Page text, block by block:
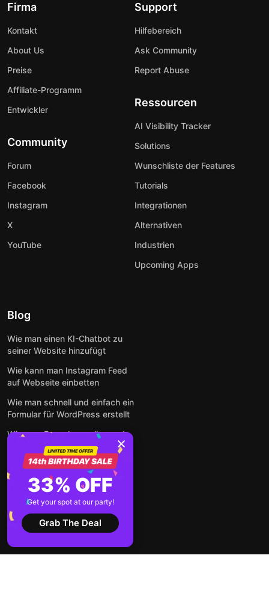
Firma
Kontakt
About Us
Preise
Affiliate-Programm
Entwickler
Community
Forum
Facebook
Instagram
X
YouTube
Support
Hilfebereich
Ask Community
Report Abuse
Ressourcen
AI Visibility Tracker
Solutions
Wunschliste der Features
Tutorials
Integrationen
Alternativen
Industrien
Upcoming Apps
Blog
Wie man einen KI-Chatbot zu
seiner Website hinzufügt
Wie kann man Instagram Feed
auf Webseite einbetten
Wie man schnell und einfach ein
Formular für WordPress erstellt
Wie man Formulare online und
kostenlos auf jeder Website
einbettet
So betten Sie Google-
Bewertungen kostenlos auf
einer Website ein
Alle Beiträge anzeigen
33% OFF
Get your spot at our party!
Grab The Deal